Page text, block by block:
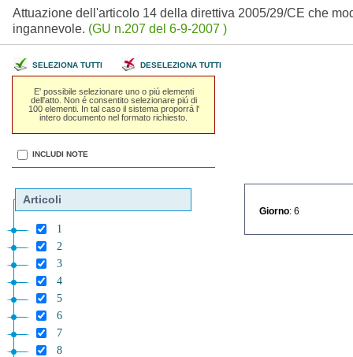
Attuazione dell'articolo 14 della direttiva 2005/29/CE che
ingannevole. (GU n.207 del 6-9-2007 )
SELEZIONA TUTTI DESELEZIONA TUTTI
E' possibile selezionare uno o piú elementi
dell'atto. Non é consentito selezionare piú di
100 elementi. In tal caso il sistema proporrá l'
intero documento nel formato richiesto.
INCLUDI NOTE
Articoli
1
2
3
4
5
6
7
8
Giorno : 6